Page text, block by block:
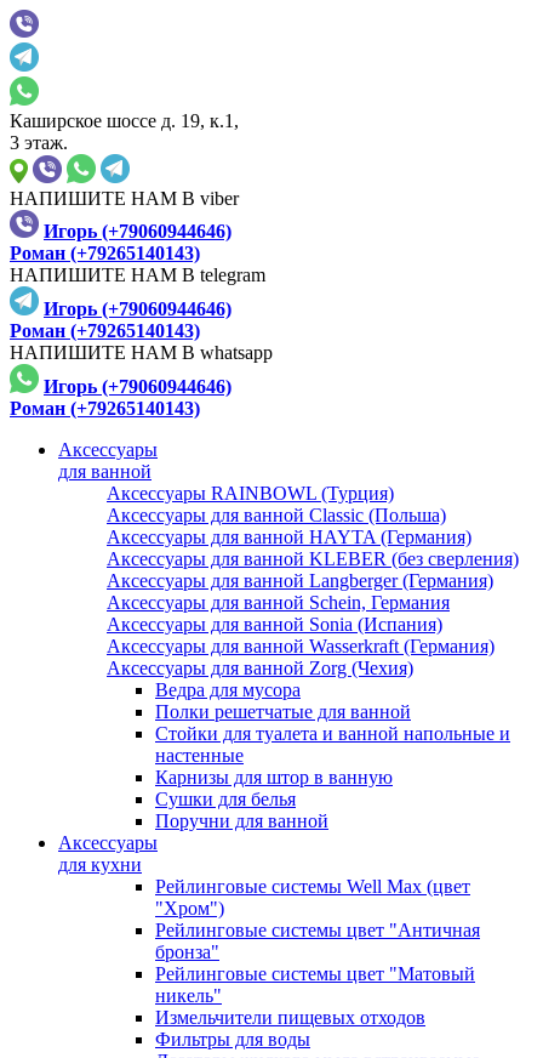
Каширское шоссе д. 19, к.1,
3 этаж.
НАПИШИТЕ НАМ В viber
Игорь (+79060944646)
Роман (+79265140143)
НАПИШИТЕ НАМ В telegram
Игорь (+79060944646)
Роман (+79265140143)
НАПИШИТЕ НАМ В whatsapp
Игорь (+79060944646)
Роман (+79265140143)
Аксессуары
для ванной
Аксессуары RAINBOWL (Турция)
Аксессуары для ванной Classic (Польша)
Аксессуары для ванной HAYTA (Германия)
Аксессуары для ванной KLEBER (без сверления)
Аксессуары для ванной Langberger (Германия)
Аксессуары для ванной Schein, Германия
Аксессуары для ванной Sonia (Испания)
Аксессуары для ванной Wasserkraft (Германия)
Аксессуары для ванной Zorg (Чехия)
Ведра для мусора
Полки решетчатые для ванной
Стойки для туалета и ванной напольные и
настенные
Карнизы для штор в ванную
Сушки для белья
Поручни для ванной
Аксессуары
для кухни
Рейлинговые системы Well Max (цвет
"Хром")
Рейлинговые системы цвет "Античная
бронза"
Рейлинговые системы цвет "Матовый
никель"
Измельчители пищевых отходов
Фильтры для воды